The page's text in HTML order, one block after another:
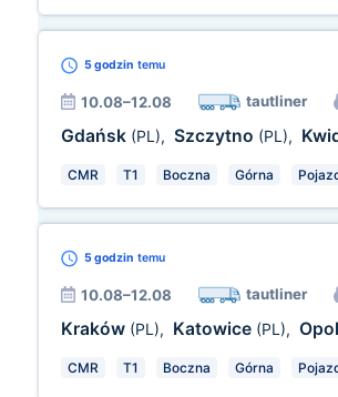
5 godzin temu
10.08–12.08 tautliner
Gdańsk (PL), Szczytno (PL),
CMR T1 Boczna Górna
5 godzin temu
10.08–12.08 tautliner
Kraków (PL), Katowice (PL),
CMR T1 Boczna Górna